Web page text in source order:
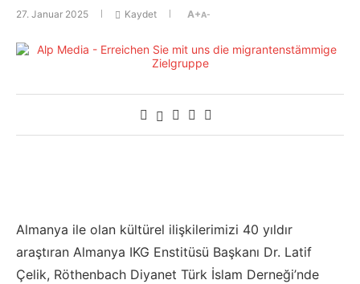
27. Januar 2025 Kaydet A+A-
Almanya ile olan kültürel ilişkilerimizi 40 yıldır
araştıran Almanya IKG Enstitüsü Başkanı Dr. Latif
Çelik, Röthenbach Diyanet Türk İslam Derneği’nde